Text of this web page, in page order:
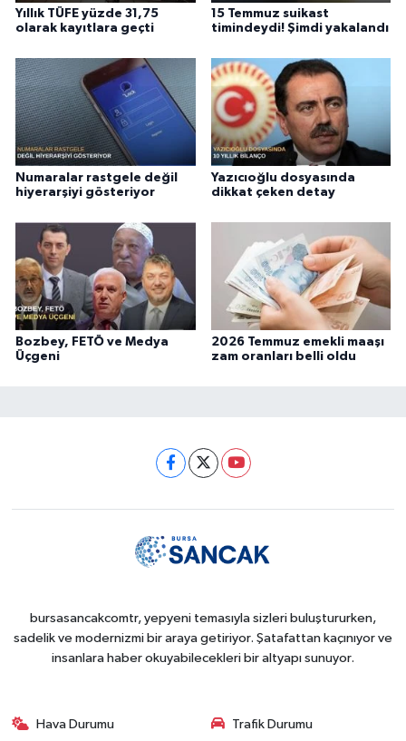
Yıllık TÜFE yüzde 31,75
olarak kayıtlara geçti
15 Temmuz suikast
timindeydi! Şimdi yakalandı
Numaralar rastgele değil
hiyerarşiyi gösteriyor
Yazıcıoğlu dosyasında
dikkat çeken detay
Bozbey, FETÖ ve Medya
Üçgeni
2026 Temmuz emekli maaşı
zam oranları belli oldu
bursasancakcomtr, yepyeni temasıyla sizleri buluştururken,
sadelik ve modernizmi bir araya getiriyor. Şatafattan kaçınıyor ve
insanlara haber okuyabilecekleri bir altyapı sunuyor.
Hava Durumu Trafik Durumu